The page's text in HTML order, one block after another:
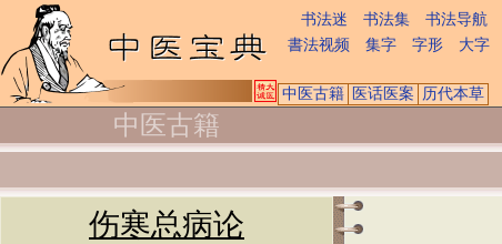
书法迷 书法集 书法导航
書法视频
集字 字形 大字
中医古籍 医话医案 历代本草
中医古籍
伤寒总病论